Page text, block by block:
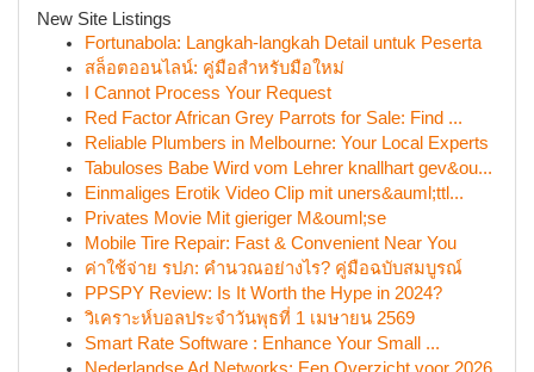
New Site Listings
Fortunabola: Langkah-langkah Detail untuk Peserta
สล็อตออนไลน์: คู่มือสำหรับมือใหม่
I Cannot Process Your Request
Red Factor African Grey Parrots for Sale: Find ...
Reliable Plumbers in Melbourne: Your Local Experts
Tabuloses Babe Wird vom Lehrer knallhart gev&ou...
Einmaliges Erotik Video Clip mit uners&auml;ttl...
Privates Movie Mit gieriger M&ouml;se
Mobile Tire Repair: Fast & Convenient Near You
ค่าใช้จ่าย รปภ: คำนวณอย่างไร? คู่มือฉบับสมบูรณ์
PPSPY Review: Is It Worth the Hype in 2024?
วิเคราะห์บอลประจำวันพุธที่ 1 เมษายน 2569
Smart Rate Software : Enhance Your Small ...